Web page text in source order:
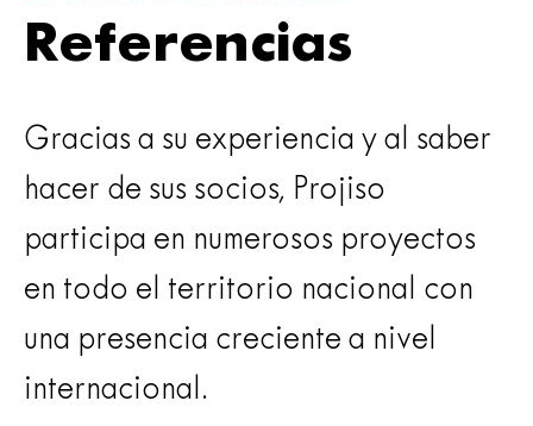
Referencias
Gracias a su experiencia y al saber
hacer de sus socios, Projiso
participa en numerosos proyectos
en todo el territorio nacional con
una presencia creciente a nivel
internacional.